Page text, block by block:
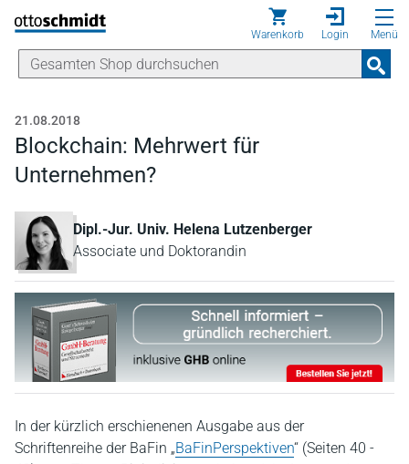
Direkt zum Inhalt
Warenkorb Login Menü
21.08.2018
Blockchain: Mehrwert für
Unternehmen?
Dipl.-Jur. Univ. Helena Lutzenberger
Associate und Doktorandin
In der kürzlich erschienenen Ausgabe aus der
Schriftenreihe der BaFin „BaFinPerspektiven“ (Seiten 40 -